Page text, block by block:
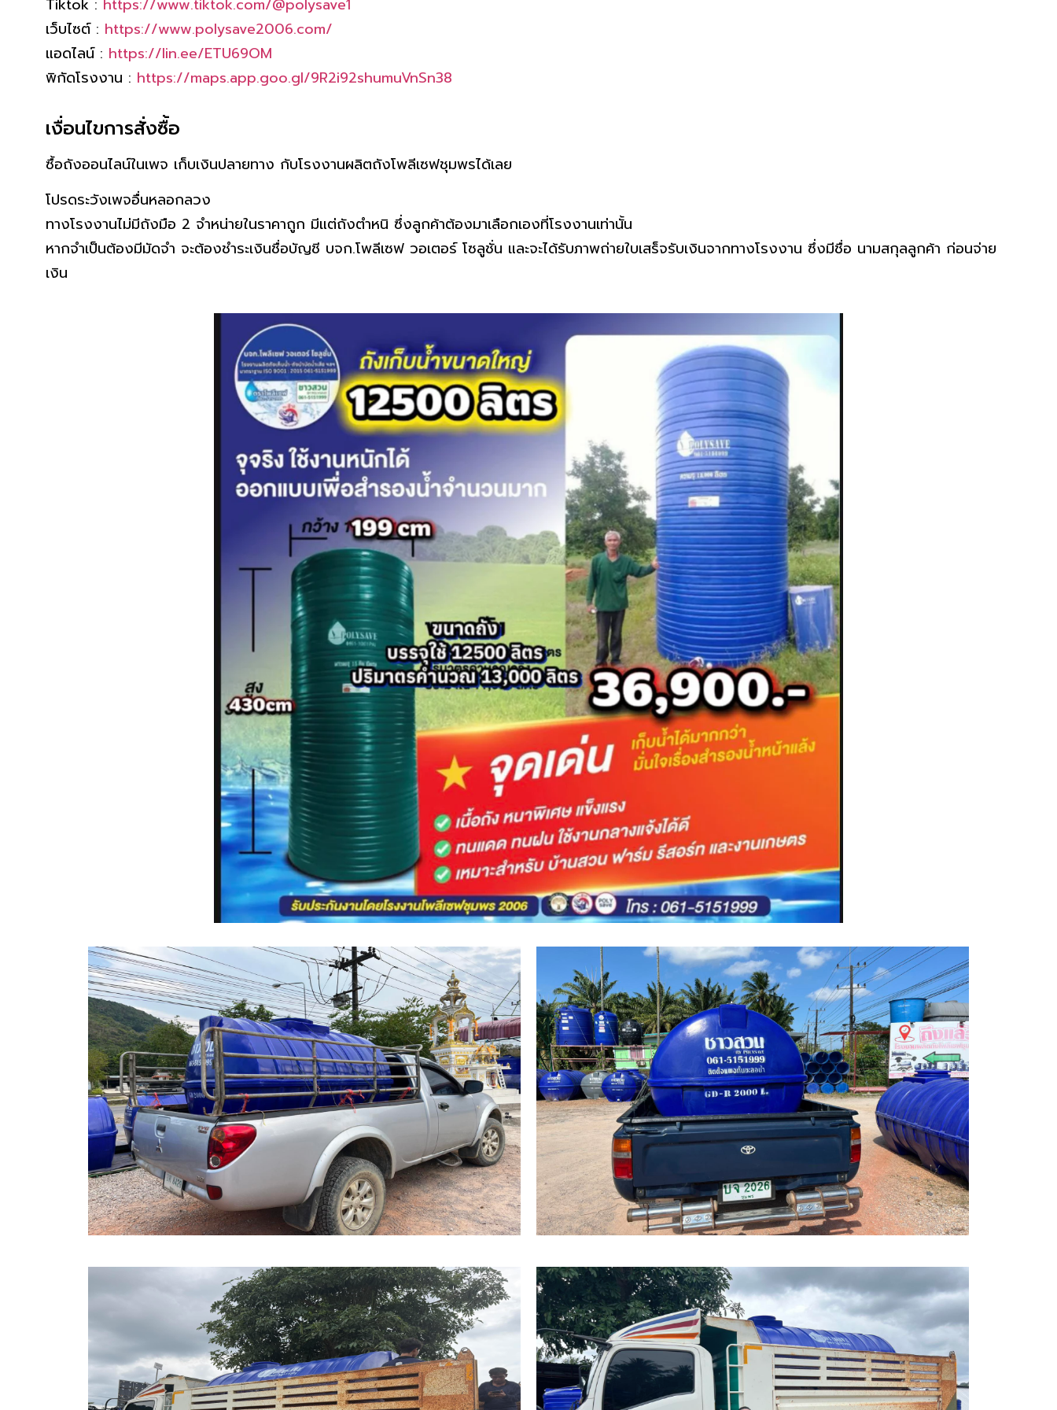
Tiktok : https://www.tiktok.com/@polysave1
เว็บไซต์ : https://www.polysave2006.com/
แอดไลน์ : https://lin.ee/ETU69OM
พิกัดโรงงาน : https://maps.app.goo.gl/9R2i92shumuVnSn38
เงื่อนไขการสั่งซื้อ
ซื้อถังออนไลน์ในเพจ เก็บเงินปลายทาง กับโรงงานผลิตถังโพลีเซฟชุมพรได้เลย
โปรดระวังเพจอื่นหลอกลวง
ทางโรงงานไม่มีถังมือ 2 จำหน่ายในราคาถูก มีแต่ถังตำหนิ ซึ่งลูกค้าต้องมาเลือกเองที่โรงงานเท่านั้น
หากจำเป็นต้องมีมัดจำ จะต้องชำระเงินชื่อบัญชี บจก.โพลีเซฟ วอเตอร์ โซลูชั่น และจะได้รับภาพถ่ายใบเสร็จรับเงินจากทางโรงงาน ซึ่งมีชื่อ นามสกุลลูกค้า ก่อนจ่าย
เงิน